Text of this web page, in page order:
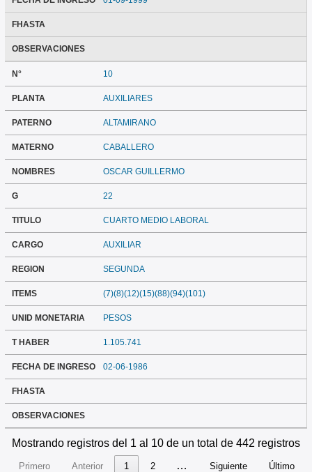
FHASTA
OBSERVACIONES
N° 10
PLANTA AUXILIARES
PATERNO ALTAMIRANO
MATERNO CABALLERO
NOMBRES OSCAR GUILLERMO
G 22
TITULO CUARTO MEDIO LABORAL
CARGO AUXILIAR
REGION SEGUNDA
ITEMS (7)(8)(12)(15)(88)(94)(101)
UNID MONETARIA PESOS
T HABER 1.105.741
FECHA DE INGRESO 02-06-1986
FHASTA
OBSERVACIONES
Mostrando registros del 1 al 10 de un total de 442 registros
Primero Anterior 1 2 … Siguiente Último